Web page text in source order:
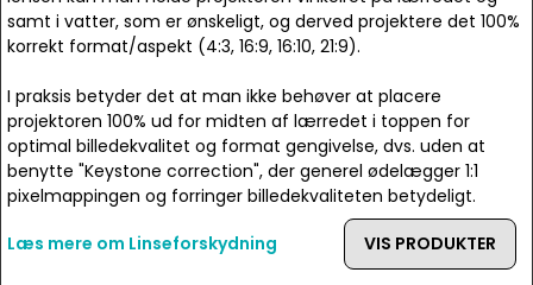
samt i vatter, som er ønskeligt, og derved projektere det 100%
korrekt format/aspekt (4:3, 16:9, 16:10, 21:9).
I praksis betyder det at man ikke behøver at placere
projektoren 100% ud for midten af lærredet i toppen for
optimal billedekvalitet og format gengivelse, dvs. uden at
benytte "Keystone correction", der generel ødelægger 1:1
pixelmappingen og forringer billedekvaliteten betydeligt.
Læs mere om Linseforskydning
VIS PRODUKTER